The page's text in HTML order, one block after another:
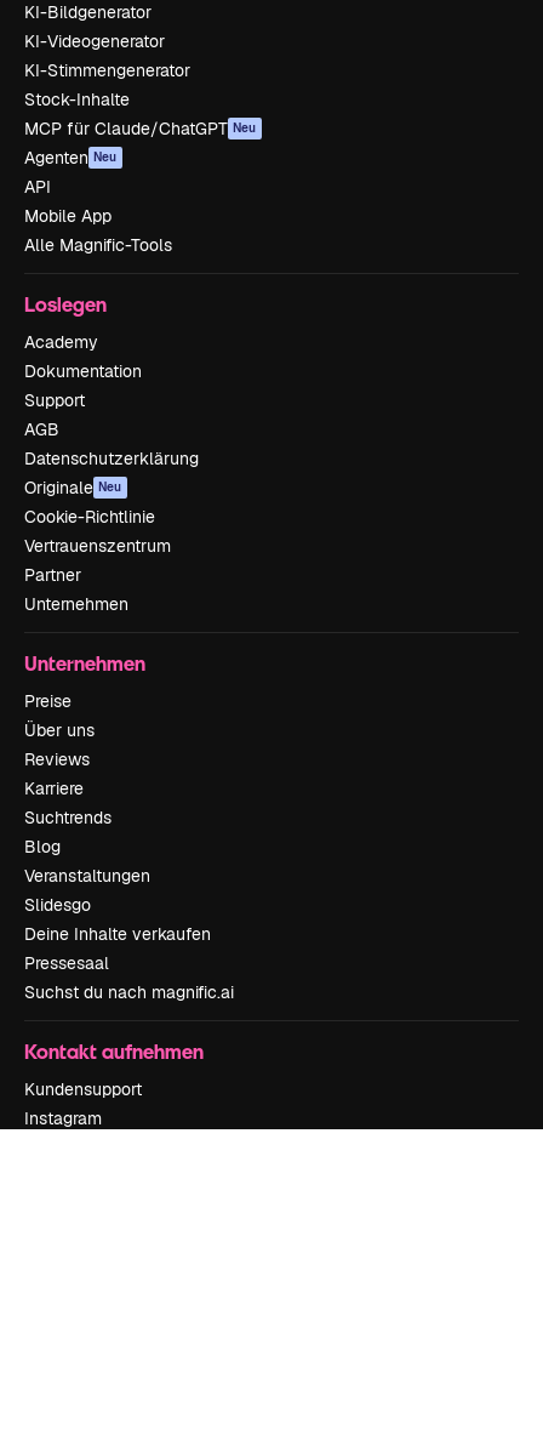
KI-Bildgenerator
KI-Videogenerator
KI-Stimmengenerator
Stock-Inhalte
MCP für Claude/ChatGPT Neu
Agenten Neu
API
Mobile App
Alle Magnific-Tools
Loslegen
Academy
Dokumentation
Support
AGB
Datenschutzerklärung
Originale Neu
Cookie-Richtlinie
Vertrauenszentrum
Partner
Unternehmen
Unternehmen
Preise
Über uns
Reviews
Karriere
Suchtrends
Blog
Veranstaltungen
Slidesgo
Deine Inhalte verkaufen
Pressesaal
Suchst du nach magnific.ai
Kontakt aufnehmen
Kundensupport
Instagram